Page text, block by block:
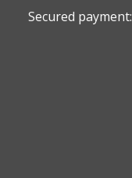
Secured payment: